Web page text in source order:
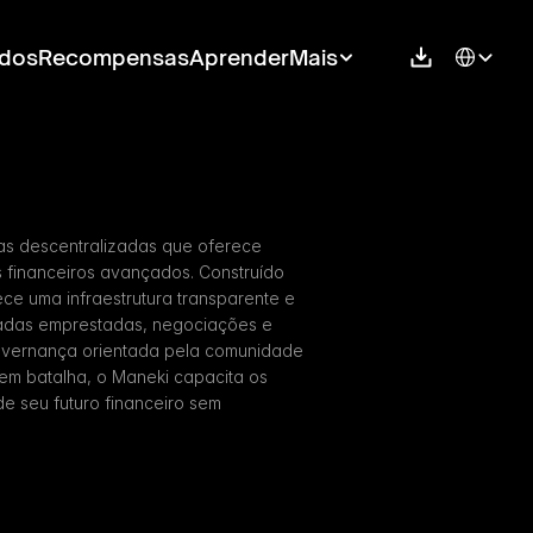
RecompensasAprenderMais Select
descentralizadas que oferece
avançados. Construído
uma infraestrutura transparente e
emprestadas, negociações e
orientada pela comunidade
batalha, o Maneki capacita os
seu futuro financeiro sem